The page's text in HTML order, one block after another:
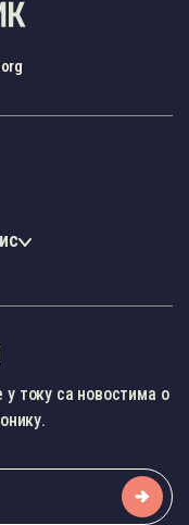
у току са новостима о